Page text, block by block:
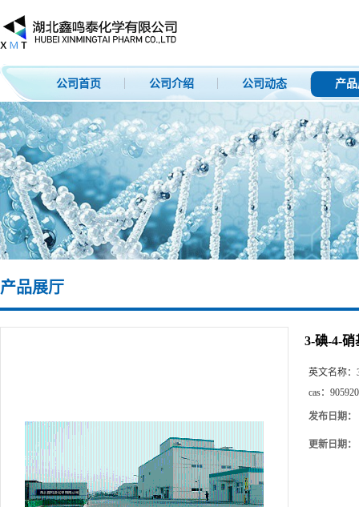
公司首页 公司介绍 公司动态 产
产品展厅
3-碘-4-硝
英文名称：
cas：
发布日期：
更新日期：